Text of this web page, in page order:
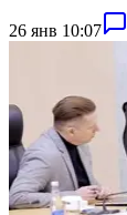
26 янв 10:07